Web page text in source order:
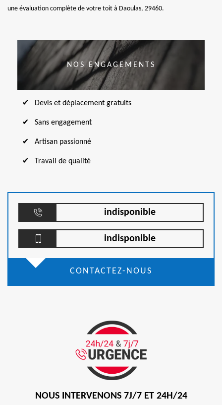
une évaluation complète de votre toit à Daoulas, 29460.
NOS ENGAGEMENTS
Devis et déplacement gratuits
Sans engagement
Artisan passionné
Travail de qualité
indisponible
indisponible
CONTACTEZ-NOUS
NOUS INTERVENONS 7J/7 ET 24H/24